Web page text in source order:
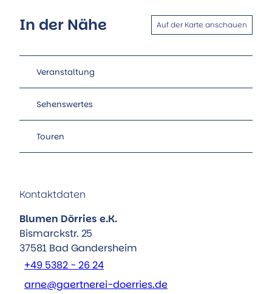
In der Nähe Auf der Karte anschauen
Veranstaltung
Sehenswertes
Touren
Kontaktdaten
Blumen Dörries e.K.
Bismarckstr. 25
37581 Bad Gandersheim
+49 5382 - 26 24
arne@gaertnerei-doerries.de